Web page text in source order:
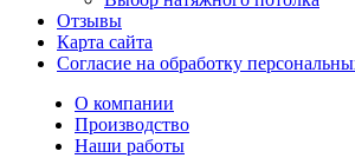
Отзывы
Карта сайта
Согласие на обработку
О компании
Производство
Наши работы